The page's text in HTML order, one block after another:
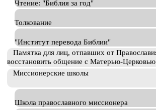
Чтение: "Библия за год"
Толкование
"Институт перевода Библии"
Памятка для лиц, отпавших от
восстановить общение с Матерью-
Миссионерские школы
Школа православного миссионера